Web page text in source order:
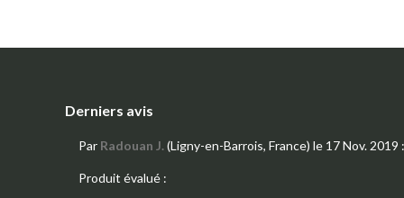
Derniers avis
Par Radouan J.(Ligny-en-Barrois, France) le 17 Nov. 2019 :
Produit évalué :